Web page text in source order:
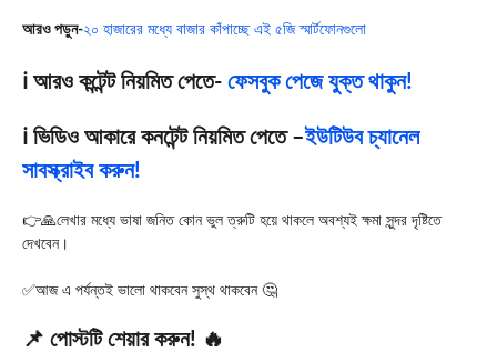
আরও পড়ুন-২০ হাজারের মধ্যে বাজার কাঁপাচ্ছে এই ৫জি স্মার্টফোনগুলো
ℹ️ আরও কন্টেন্ট নিয়মিত পেতে- ফেসবুক পেজে যুক্ত থাকুন!
ℹ️ ভিডিও আকারে কনটেন্ট নিয়মিত পেতে –ইউটিউব চ্যানেল
সাবস্ক্রাইব করুন!
👉🙏লেখার মধ্যে ভাষা জনিত কোন ভুল ত্রুটি হয়ে থাকলে অবশ্যই ক্ষমা সুন্দর দৃষ্টিতে
দেখবেন।
✅আজ এ পর্যন্তই ভালো থাকবেন সুস্থ থাকবেন 🤔
📌 পোস্টটি শেয়ার করুন! 🔥